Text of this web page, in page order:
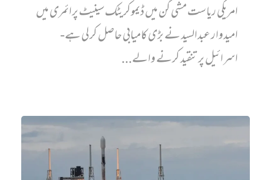
امریکی ریاست مشی گن میں ڈیموکریٹک سینیٹ پرائمری میں‌
امیدوار عبدالسید نے بڑی کامیابی حاصل کر لی ہے-
اسرائیل پر تنقید کرنے والے...